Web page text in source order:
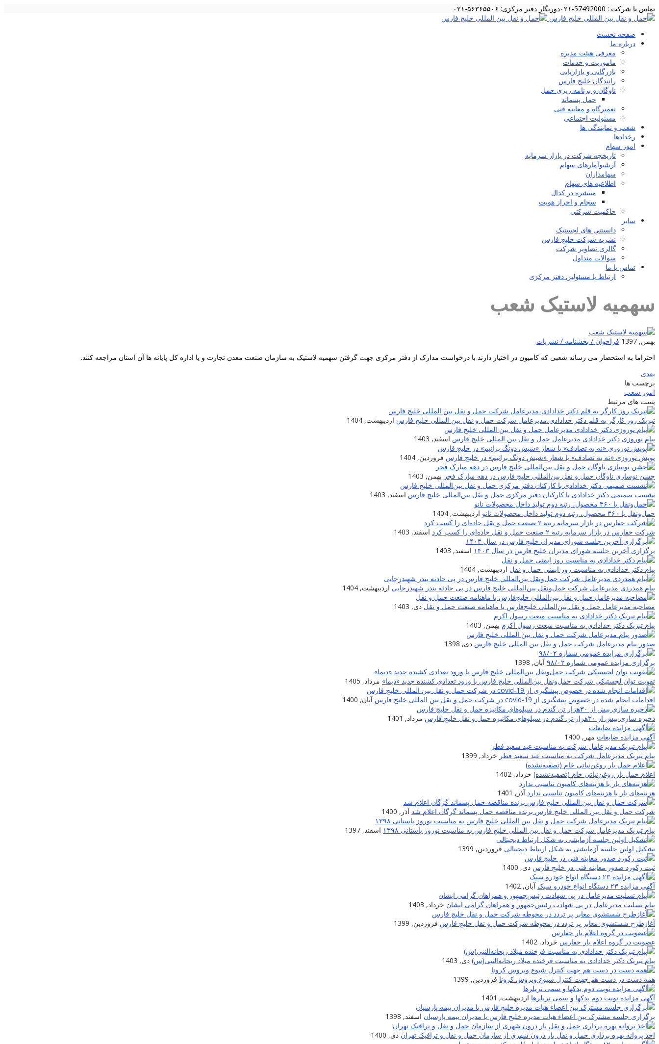
تماس با شرکت : 57492000-۰۲۱ دورنگار دفتر مرکزی: ۵۶۳۶۵۵۰۶-۰۲۱
صفحه نخست
درباره ما
معرفی هیئت مدیره
ماموریت و خدمات
بازرگانی و بازاریابی
رانندگان خلیج فارس
ناوگان و برنامه ریزی حمل
حمل پسماند
تعمیرگاه و معاینه فنی
مسئولیت اجتماعی
شعب و نمایندگی ها
رخدادها
امور سهام
تاریخچه شرکت در بازار سرمایه
آرشیوآمارهای سهام
سهامداران
اطلاعیه های سهام
منتشره در کدال
سجام و احراز هویت
حاکمیت شرکتی
سایر
دانستنی های لجستیک
نشریه شرکت خلیج فارس
گالری تصاویر شرکت
سوالات متداول
تماس با ما
ارتباط با مسئولین دفتر مرکزی
سهمیه لاستیک شعب
بهمن, 1397
فراخوان / بخشنامه / نشریات
احتراما به استحضار می رساند شعبی که کامیون در اختیار دارند با درخواست مدارک از دفتر مرکزی جهت گرفتن سهمیه لاستیک به سازمان صنعت معدن تجارت و یا اداره کل پایانه ها آن استان مراجعه کنند.
بعدی
برچسب ها
امور شعب
پست های مرتبط
تبریک روز کارگر به قلم دکتر خدادادی،مدیرعامل شرکت حمل و نقل بین المللی خلیج فارس اردیبهشت, 1404
پیام نوروزی دکتر خدادادی مدیرعامل حمل و نقل بین المللی خلیج فارس اسفند, 1403
پویش نوروزی «نه به تصادف» با شعار «شیش دونگ برانیم» در خلیج فارس فروردین, 1404
جشن نوسازی ناوگان حمل و نقل بین‌المللی خلیج فارس در دهه مبارک فجر بهمن, 1403
نشست صمیمی دکتر خدادادی با کارکنان دفتر مرکزی حمل و نقل بین‌المللی خلیج فارس اسفند, 1403
حمل‌ونقل با ۳۶۰ محصول، رتبه دوم تولید داخل محصولات نانو
اردیبهشت, 1404
شرکت حفارس در بازار سرمایه رتبه ۲ صنعت حمل و نقل جاده‌ای را کسب کرد
اسفند, 1403
برگزاری آخرین جلسه شورای مدیران خلیج فارس در سال ۱۴۰۳
اسفند, 1403
پیام دکتر خدادادی به مناسبت روز ایمنی حمل و نقل اردیبهشت, 1404
پیام همدردی مدیرعامل شرکت حمل‌ونقل بین‌المللی خلیج فارس در پی حادثه بندر شهیدرجایی اردیبهشت, 1404
مصاحبه مدیرعامل حمل و نقل بین‌المللی خلیج‌‌فارس با ماهنامه صنعت حمل و نقل دی, 1403
پیام تبریک دکتر خدادادی به مناسبت مبعث رسول اکرم بهمن, 1403
صدور پیام مدیرعامل شرکت حمل و نقل بین المللی خلیج فارس دی, 1398
برگزاری مزایده عمومی شماره ۹۸/۰۲
آبان, 1398
تقویت توان لجستیکی شرکت حمل‌ونقل بین‌المللی خلیج فارس با ورود تعدادی کشنده جدید «دیما» مرداد, 1405
اقدامات انجام شده در خصوص پیشگیری از covid-19 در شرکت حمل و نقل بین المللی خلیج فارس
آبان, 1400
ذخیره سازی بیش از ۳۰هزار تن گندم در سیلوهای مکانیزه حمل و نقل خلیج فارس
مرداد, 1401
آگهی مزایده ضایعات مهر, 1400
پیام تبریک مدیرعامل شرکت به مناسبت عید سعید فطر خرداد, 1399
اعلام حمل بار روغن‌نباتی خام (تصفیه‌نشده) خرداد, 1402
هزینه‌های بار با هزینه‌های کامیون تناسبی ندارد آذر, 1401
شرکت حمل و نقل بین المللی خلیج فارس برنده مناقصه حمل پسماند گرگان اعلام شد آذر, 1400
پیام تبریک مدیرعامل شرکت حمل و نقل بین المللی خلیج فارس به مناسبت نوروز باستانی ۱۳۹۸
اسفند, 1397
تشکیل اولین جلسه آزمایشی به شکل ارتباط دیجیتالی فروردین, 1399
ثبت رکورد صدور معاینه فنی در خلیج فارس دی, 1400
آگهی مزایده ۲۳ دستگاه انواع خودرو سبک
آبان, 1402
پیام تسلیت مدیرعامل در پی شهادت‌ رئیس‌جمهور و همراهان گرامی ایشان خرداد, 1403
آغازطرح شستشوی معابر پر تردد در محوطه شرکت حمل و نقل خلیج فارس فروردین, 1399
عضویت در گروه اعلام بار حفارس خرداد, 1402
پیام تبریک دکتر خدادادی به مناسبت فرخنده میلاد ریحانه‌النبی(س) دی, 1403
همه دست در دست هم جهت کنترل شیوع ویروس کرونا فروردین, 1399
آگهی مزایده نوبت دوم یدکها و سمی تریلرها اردیبهشت, 1401
برگزاری جلسه مشترک بین اعضاء هیات مدیره خلیج فارس با مدیران بیمه پارسیان اسفند, 1398
اخذ پروانه بهره برداری حمل و نقل بار درون شهری از سازمان حمل و نقل و ترافیک تهران دی, 1400